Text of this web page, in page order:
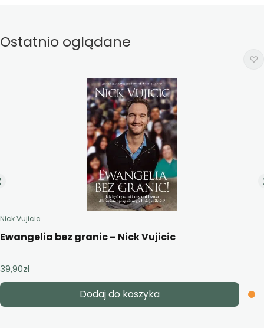
Ostatnio oglądane
Nick Vujicic
Ewangelia bez granic – Nick Vujicic
39,90zł
Dodaj do koszyka